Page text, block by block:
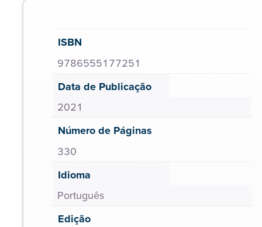
ISBN
9786555177251
Data de Publicação
2021
Número de Páginas
330
Idioma
Português
Edição